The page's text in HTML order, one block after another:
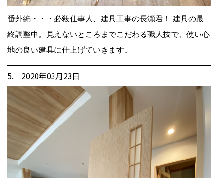
番外編・・・必殺仕事人、建具工事の長瀬君！ 建具の最
終調整中。見えないところまでこだわる職人技で、使い心
地の良い建具に仕上げていきます。
5. 2020年03月23日